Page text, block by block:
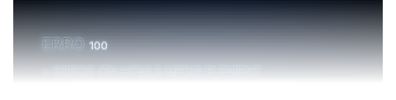
há frentes ativas.
ERRO100
ERROR ON HTML5 MEDIA ELEMENT